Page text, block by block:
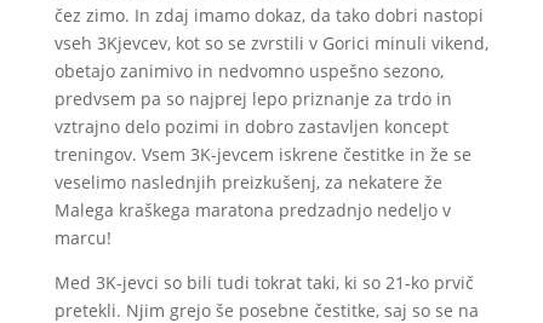
čez zimo. In zdaj imamo dokaz, da tako dobri nastopi
vseh 3Kjevcev, kot so se zvrstili v Gorici minuli vikend,
obetajo zanimivo in nedvomno uspešno sezono,
predvsem pa so najprej lepo priznanje za trdo in
vztrajno delo pozimi in dobro zastavljen koncept
treningov. Vsem 3K-jevcem iskrene čestitke in že se
veselimo naslednjih preizkušenj, za nekatere že
Malega kraškega maratona predzadnjo nedeljo v
marcu!
Med 3K-jevci so bili tudi tokrat taki, ki so 21-ko prvič
pretekli. Njim grejo še posebne čestitke, saj so se na